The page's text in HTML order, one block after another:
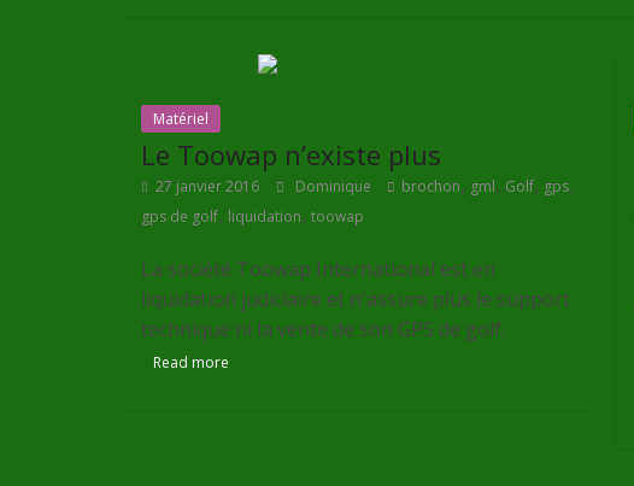
Matériel
Le Toowap n’existe plus
27 janvier 2016 Dominique brochon, gml, Golf, gps,
gps de golf, liquidation, toowap
La société Toowap International est en
liquidation judiciaire et n'assure plus le support
technique ni la vente de son GPS de golf.
Read more